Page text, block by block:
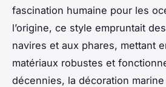
fascination humaine pour les
l’origine, ce style empruntait
navires et aux phares, mettant
matériaux robustes et
décennies, la décoration